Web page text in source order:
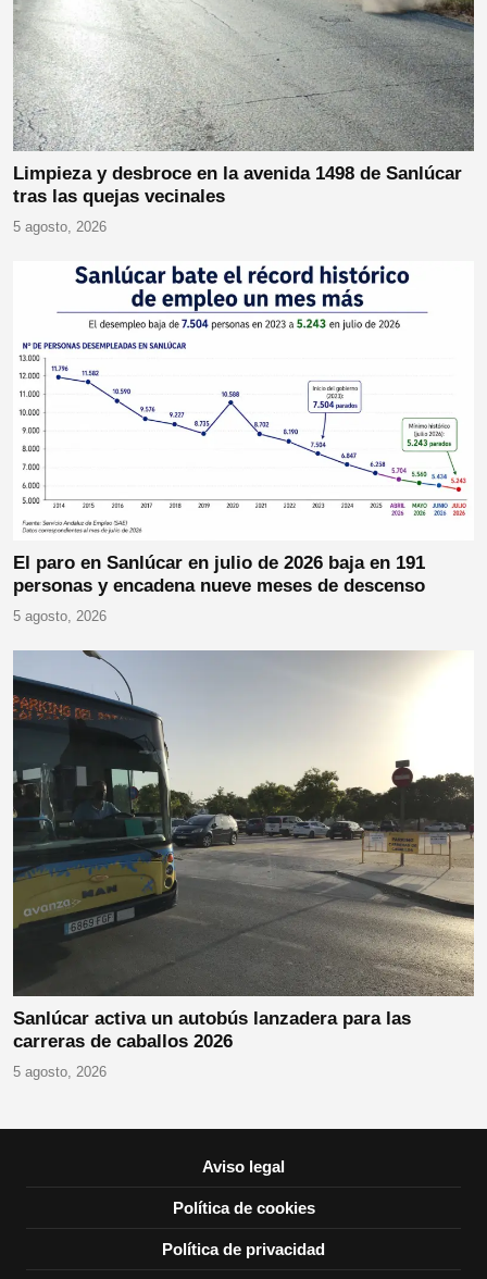
Limpieza y desbroce en la avenida 1498 de Sanlúcar
tras las quejas vecinales
5 agosto, 2026
El paro en Sanlúcar en julio de 2026 baja en 191
personas y encadena nueve meses de descenso
5 agosto, 2026
Sanlúcar activa un autobús lanzadera para las
carreras de caballos 2026
5 agosto, 2026
Aviso legal
Política de cookies
Política de privacidad